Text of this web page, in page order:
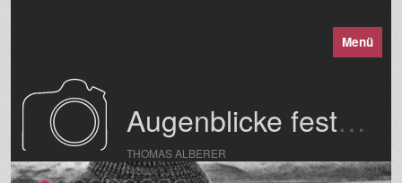
Menü
Augenblicke festgehalten
THOMAS ALBERER